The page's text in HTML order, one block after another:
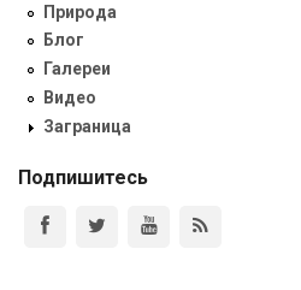
Природа
Блог
Галереи
Видео
Заграница
Подпишитесь